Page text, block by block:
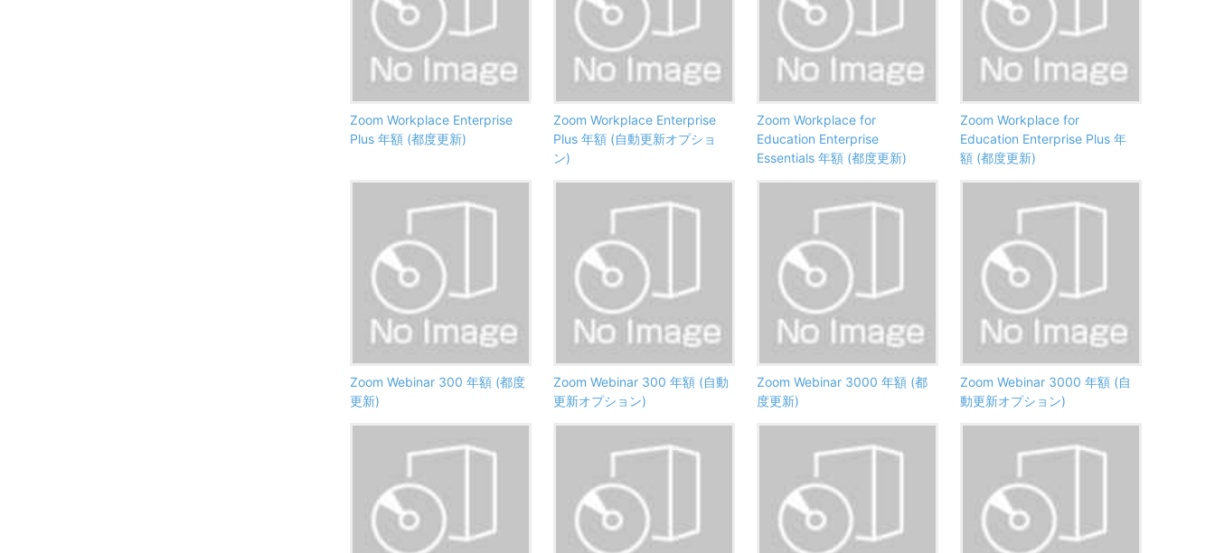
Zoom Workplace Enterprise
Plus 年額 (都度更新)
Zoom Workplace Enterprise
Plus 年額 (自動更新オプショ
ン)
Zoom Workplace for
Education Enterprise
Essentials 年額 (都度更新)
Zoom Workplace for
Education Enterprise Plus 年
額 (都度更新)
Zoom Webinar 300 年額 (都度
更新)
Zoom Webinar 300 年額 (自動
更新オプション)
Zoom Webinar 3000 年額 (都
度更新)
Zoom Webinar 3000 年額 (自
動更新オプション)